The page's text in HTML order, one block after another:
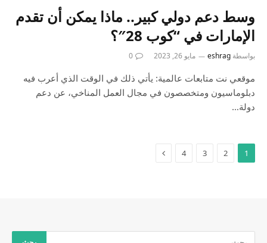
وسط دعم دولي كبير.. ماذا يمكن أن تقدم
الإمارات في “كوب 28″؟
بواسطة eshrag مايو 26, 2023 0
موقعي نت متابعات عالمية: يأتي ذلك في الوقت الذي أعرب فيه
دبلوماسيون ومتخصصون في مجال العمل المناخي، عن دعم
دولة…
1
2
3
4